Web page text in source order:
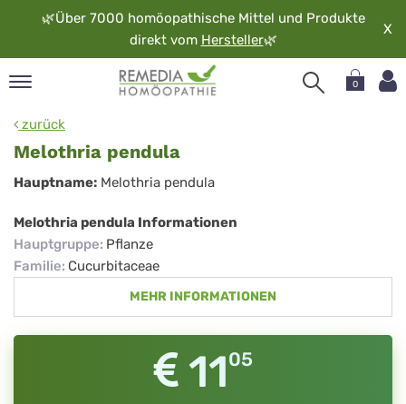
🌿Über 7000 homöopathische Mittel und Produkte
direkt vom Hersteller🌿
X
0
zurück
Melothria pendula
Melothria
pendula
Hauptname: Melothria pendula
Melothria pendula Informationen
Hauptgruppe: Pflanze
Familie: Cucurbitaceae
MEHR INFORMATIONEN
1105